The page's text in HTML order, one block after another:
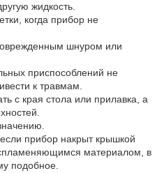
жидкость.
когда прибор не
шнуром или
приспособлений не
к травмам.
с края стола или прилавка, а
прибор накрыт крышкой
материалом, в
подобное.